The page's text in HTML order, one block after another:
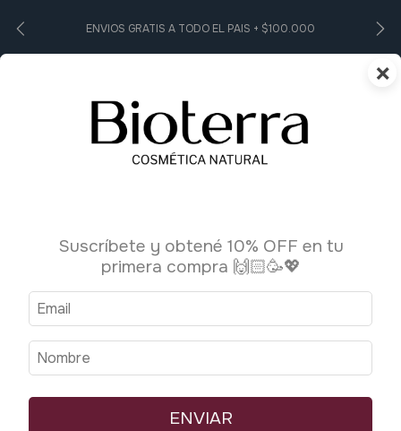
ENVIOS GRATIS A TODO EL PAIS + $100.000
0
×
Suscríbete y obtené 10% OFF en tu
primera compra 🙌🏻🥳💖
ENVIAR